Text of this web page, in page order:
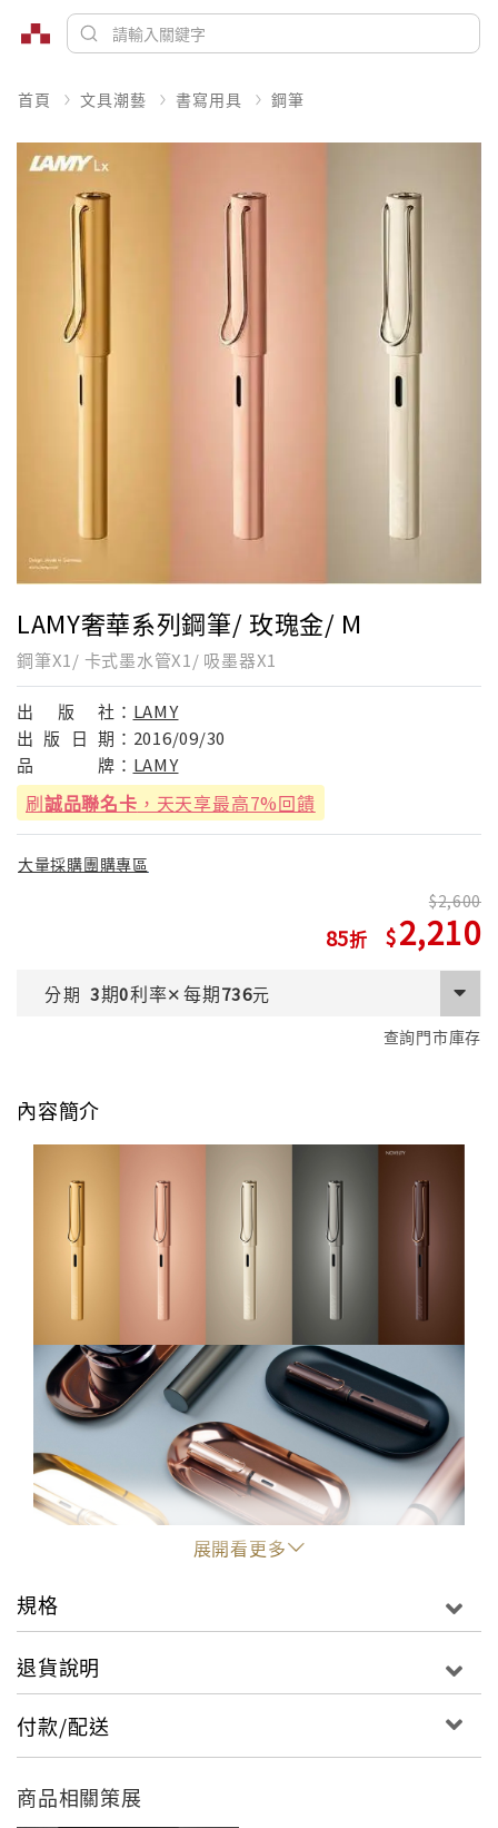
首頁 文具潮藝 書寫用具 鋼筆
LAMY奢華系列鋼筆/ 玫瑰金/ M
鋼筆X1/ 卡式墨水管X1/ 吸墨器X1
出 版 社： LAMY
出 版 日 期： 2016/09/30
品
牌： LAMY
刷誠品聯名卡 ，天天享最高7%回饋
大量採購團購專區
85
2,600
2,210
分期 3期0利率✕每期736元
查詢門市庫存
內容簡介
展開看更多
規格
退貨說明
付款/配送
商品相關策展